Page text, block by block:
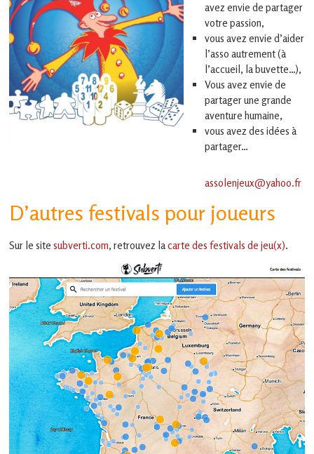
avez envie de partager
votre passion,
vous avez envie d’aider
l’asso autrement (à
l’accueil, la buvette…),
Vous avez envie de
partager une grande
aventure humaine,
vous avez des idées à
partager…
assolenjeux@yahoo.fr
D’autres festivals pour joueurs
Sur le sitesubverti.com, retrouvez lacarte des festivals de jeu(x).